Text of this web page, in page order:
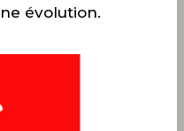
évolution.